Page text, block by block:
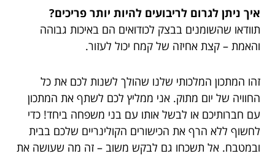
איך ניתן לגרום לריבועים להיות יותר פריכים?
תוודאו שהשומנים בבצק לכודואים הם באיכות גבוהה
והאמת – קצת אחיזה של קמח יכול לעזור.
זהו המתכון המלכותי שלנו שהולך לשנות לכם את כל
החוויה של יום מתוק. אני ממליץ לכם לשתף את המתכון
עם חברותיכם או לבשל אותו עם בני משפחה ביחד! כדי
לחשוף ללא הרף את הכישורים הקולינריים שלכם בבית
ובמטבח. אל תשכחו גם לבקש משוב – זה מה שעושה את